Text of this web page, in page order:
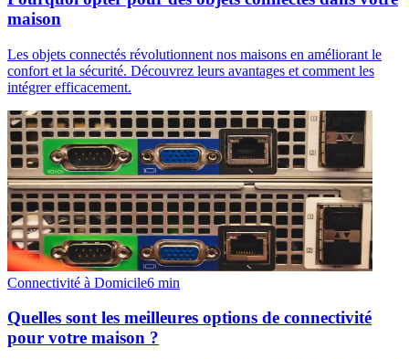
maison
Les objets connectés révolutionnent nos maisons en améliorant le
confort et la sécurité. Découvrez leurs avantages et comment les
intégrer efficacement.
Connectivité à Domicile6 min
Quelles sont les meilleures options de connectivité
pour votre maison ?